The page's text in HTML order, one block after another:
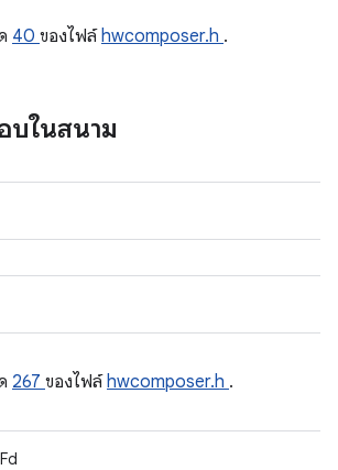
40 ของไฟล์hwcomposer.h .
บในสนาม
267 ของไฟล์hwcomposer.h .